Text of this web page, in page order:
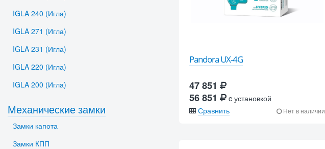
Pandora UX-4G
47 851
56 851
c установкой
Сравнить
Нет в наличии
IGLA 240 (Игла)
IGLA 271 (Игла)
IGLA 231 (Игла)
IGLA 220 (Игла)
IGLA 200 (Игла)
Механические замки
Замки капота
Замки КПП